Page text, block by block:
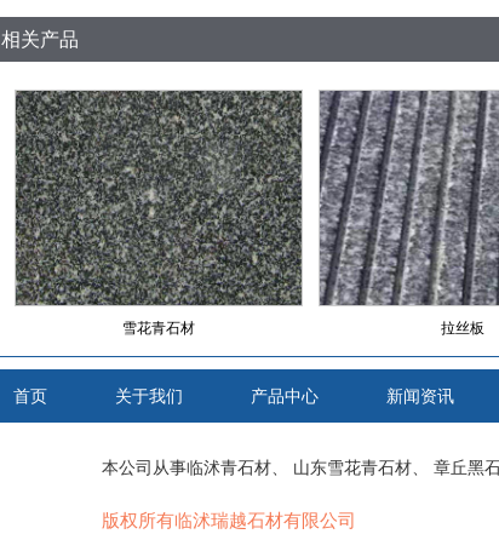
相关产品
雪花青石材 拉丝板
首页 关于我们 产品中心 新闻资讯
本公司从事临沭青石材 山东雪花青石材 章丘黑
版权所有临沭瑞越石材有限公司